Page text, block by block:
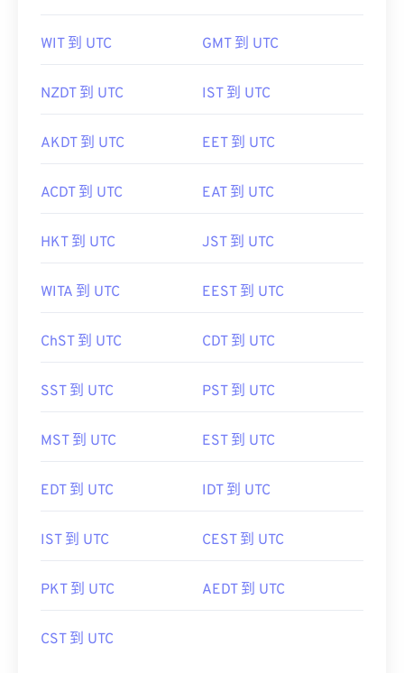
WIT 到 UTC GMT 到 UTC
NZDT 到 UTC IST 到 UTC
AKDT 到 UTC EET 到 UTC
ACDT 到 UTC EAT 到 UTC
HKT 到 UTC JST 到 UTC
WITA 到 UTC EEST 到 UTC
ChST 到 UTC CDT 到 UTC
SST 到 UTC PST 到 UTC
MST 到 UTC EST 到 UTC
EDT 到 UTC IDT 到 UTC
IST 到 UTC CEST 到 UTC
PKT 到 UTC AEDT 到 UTC
CST 到 UTC